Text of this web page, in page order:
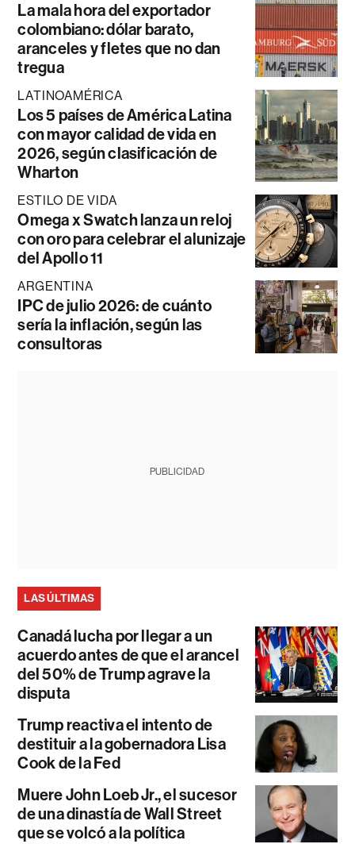
La mala hora del exportador
colombiano: dólar barato,
aranceles y fletes que no dan
tregua
LATINOAMÉRICA
Los 5 países de América Latina
con mayor calidad de vida en
2026, según clasificación de
Wharton
ESTILO DE VIDA
Omega x Swatch lanza un reloj
con oro para celebrar el alunizaje
del Apollo 11
ARGENTINA
IPC de julio 2026: de cuánto
sería la inflación, según las
consultoras
PUBLICIDAD
LAS ÚLTIMAS
Canadá lucha por llegar a un
acuerdo antes de que el arancel
del 50% de Trump agrave la
disputa
Trump reactiva el intento de
destituir a la gobernadora Lisa
Cook de la Fed
Muere John Loeb Jr., el sucesor
de una dinastía de Wall Street
que se volcó a la política